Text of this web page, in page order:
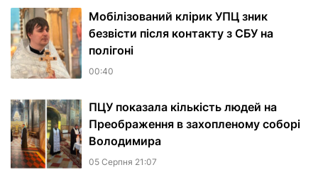
Мобілізований клірик УПЦ зник
безвісти після контакту з СБУ на
полігоні
00:40
ПЦУ показала кількість людей на
Преображення в захопленому соборі
Володимира
05 Серпня 21:07